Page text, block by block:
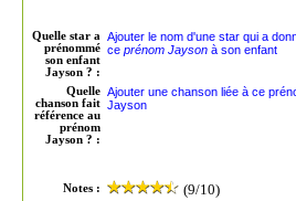
Quelle star a
prénommé
son enfant
Jayson ? :
Ajouter le nom d'une star qui a
ce prénom Jaysonà son enfant
Quelle
chanson fait
référence au
prénom
Jayson ? :
Ajouter une chanson liée à ce
Jayson
Notes : (9/10)